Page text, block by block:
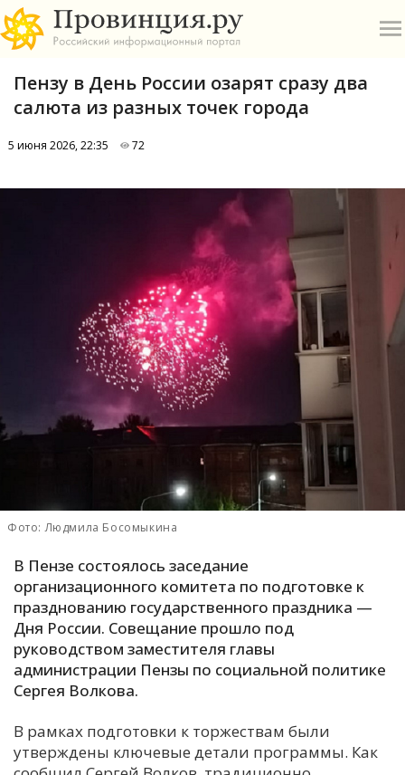
В
И
К
М
Н
О
П
Р
С
У
Х
Ч
Пензу в День России озарят сразу два
салюта из разных точек города
5 июня 2026, 22:35 72
Фото: Людмила Босомыкина
В Пензе состоялось заседание
организационного комитета по подготовке к
празднованию государственного праздника —
Дня России. Совещание прошло под
руководством заместителя главы
администрации Пензы по социальной политике
Сергея Волкова.
В рамках подготовки к торжествам были
утверждены ключевые детали программы. Как